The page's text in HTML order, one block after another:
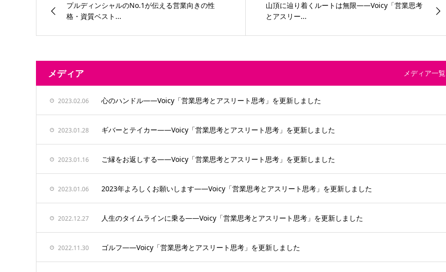
プルディンシャルのNo.1が伝える営業向きの性
格・資質ベスト...
山頂に辿り着くルートは無限——Voicy「営業思考
とアスリー...
メディア メディア一覧
2023.02.06 心のハンドル——Voicy「営業思考とアスリート思考」を更新しました
2023.01.28 ギバーとテイカー——Voicy「営業思考とアスリート思考」を更新しました
2023.01.16 ご縁をお返しする——Voicy「営業思考とアスリート思考」を更新しました
2023.01.06 2023年よろしくお願いします——Voicy「営業思考とアスリート思考」を更新しました
2022.12.27 人生のタイムラインに乗る——Voicy「営業思考とアスリート思考」を更新しました
2022.11.30 ゴルフ——Voicy「営業思考とアスリート思考」を更新しました